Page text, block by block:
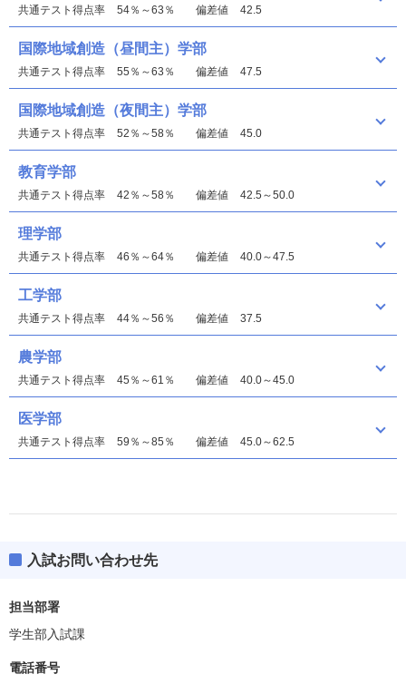
共通テスト得点率 54％～63％ 偏差値 42.5
国際地域創造（昼間主）学部
共通テスト得点率 55％～63％ 偏差値 47.5
国際地域創造（夜間主）学部
共通テスト得点率 52％～58％ 偏差値 45.0
教育学部
共通テスト得点率 42％～58％ 偏差値 42.5～50.0
理学部
共通テスト得点率 46％～64％ 偏差値 40.0～47.5
工学部
共通テスト得点率 44％～56％ 偏差値 37.5
農学部
共通テスト得点率 45％～61％ 偏差値 40.0～45.0
医学部
共通テスト得点率 59％～85％ 偏差値 45.0～62.5
偏差値
国際地域創造（昼間主）学部
偏差値
入試お問い合わせ先
担当部署
学生部入試課
電話番号